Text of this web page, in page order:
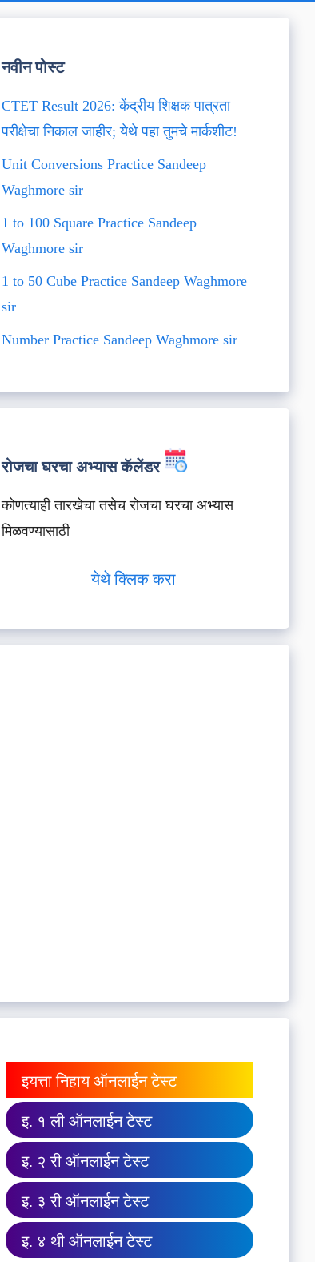
नवीन पोस्ट
CTET Result 2026: केंद्रीय शिक्षक पात्रता
परीक्षेचा निकाल जाहीर; येथे पहा तुमचे मार्कशीट!
Unit Conversions Practice Sandeep
Waghmore sir
1 to 100 Square Practice Sandeep
Waghmore sir
1 to 50 Cube Practice Sandeep Waghmore
sir
Number Practice Sandeep Waghmore sir
रोजचा घरचा अभ्यास कॅलेंडर
कोणत्याही तारखेचा तसेच रोजचा घरचा अभ्यास
मिळवण्यासाठी
येथे क्लिक करा
इयत्ता निहाय ऑनलाईन टेस्ट
इ. १ ली ऑनलाईन टेस्ट
इ. २ री ऑनलाईन टेस्ट
इ. ३ री ऑनलाईन टेस्ट
इ. ४ थी ऑनलाईन टेस्ट